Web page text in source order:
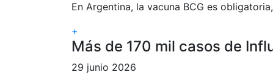
En Argentina, la vacuna BCG es
+
Más de 170 mil casos de
29 junio 2026